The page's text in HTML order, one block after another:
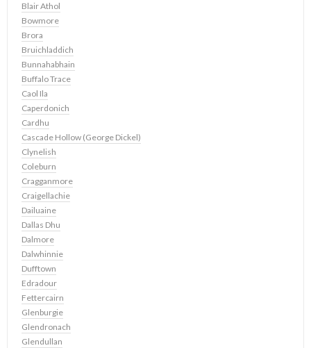
Blair Athol
Bowmore
Brora
Bruichladdich
Bunnahabhain
Buffalo Trace
Caol Ila
Caperdonich
Cardhu
Cascade Hollow (George Dickel)
Clynelish
Coleburn
Cragganmore
Craigellachie
Dailuaine
Dallas Dhu
Dalmore
Dalwhinnie
Dufftown
Edradour
Fettercairn
Glenburgie
Glendronach
Glendullan